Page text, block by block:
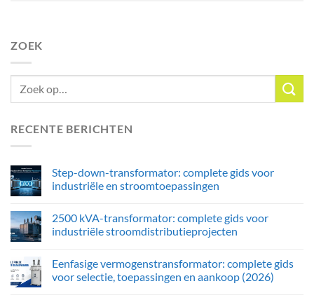
ZOEK
RECENTE BERICHTEN
Step-down-transformator: complete gids voor
industriële en stroomtoepassingen
2500 kVA-transformator: complete gids voor
industriële stroomdistributieprojecten
Eenfasige vermogenstransformator: complete gids
voor selectie, toepassingen en aankoop (2026)